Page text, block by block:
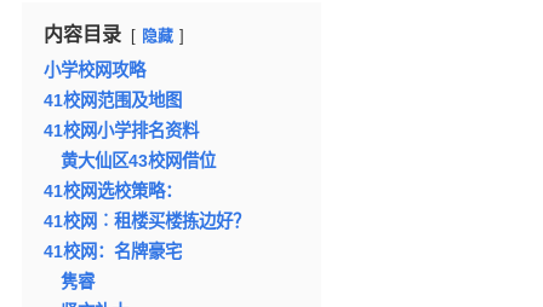
内容目录 隐藏
小学校网攻略
41校网范围及地图
41校网小学排名资料
黄大仙区43校网借位
41校网选校策略：
41校网︰租楼买楼拣边好？
41校网：名牌豪宅
隽睿